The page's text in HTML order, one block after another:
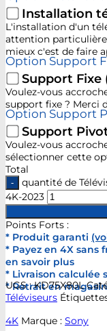
Installation
L'installation d'un
attention
mieux c'est de faire
Option Support
Support Fixe
Voulez-vous
support fixe ? Merci
Option Support
Support
Voulez-vous
sélectionner cette
Total
quantité de
4K-2023
Points Forts :
* Produit garanti
* Payez en 4X sans
en savoir plus
* Livraison calculée
* Retrait en
UGS :KD75X80L
Téléviseurs
4K Marque : Sony